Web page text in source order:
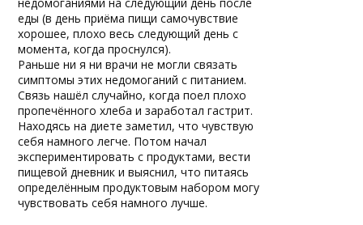
еды (в день приёма пищи самочувствие
хорошее, плохо весь следующий день с
момента, когда проснулся).
Раньше ни я ни врачи не могли связать
симптомы этих недомоганий с питанием.
Связь нашёл случайно, когда поел плохо
пропечённого хлеба и заработал гастрит.
Находясь на диете заметил, что чувствую
себя намного легче. Потом начал
экспериментировать с продуктами, вести
пищевой дневник и выяснил, что питаясь
определённым продуктовым набором могу
чувствовать себя намного лучше.